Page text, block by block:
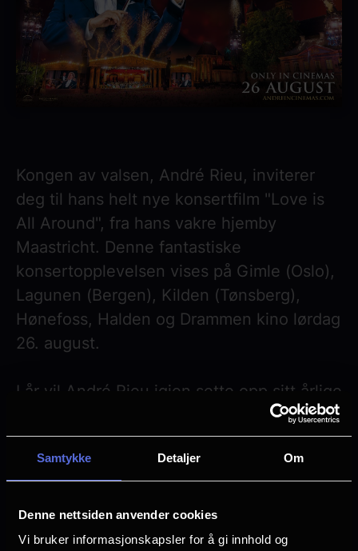
Samtykke Detaljer Om
Denne nettsiden anvender cookies
Vi bruker informasjonskapsler for å gi innhold og
Kongen av valsen, André Rieu, inviterer
deg til hans helt nye konsertfilm "Love is
All Around", fra hans vakre hjemby
Maastricht. Denne fantastiske
konsertopplevelsen vises på Gimle (Oslo),
Lagunen (Bergen), Kilden (Tønsberg),
Hønefoss, Halden og Drammen kino lørdag
26. august.
I år vil André Rieu igjen sette opp sitt årlige
sommereventyr på den ikoniske Vrijthof-
plassen. Konserten vil være en musikalsk
fest med musikkstykker nøye valgt ut av
André, og vil inkludere klassiske, populære
allsanger og herlige valser som får deg til å
ville danse.